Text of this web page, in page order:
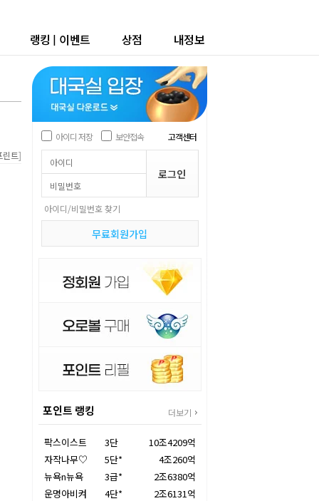
랭킹 | 이벤트 상점 내정보
린트]
아이디 저장 보안접속 고객센터
아이디/비밀번호 찾기
무료회원가입
포인트 랭킹 더보기
팍스이스트 3단
10조4209억
자작나무♡
5단*
4조260억
뉴욕n뉴욕
3급*
2조6380억
운명아비켜
4단*
2조6131억